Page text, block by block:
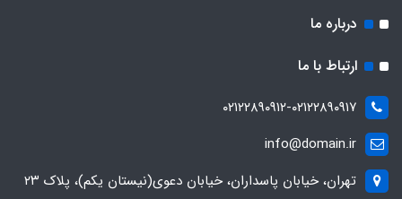
درباره ما
ارتباط با ما
۰۲۱۲۲۸۹۰۹۱۲-۰۲۱۲۲۸۹۰۹۱۷
info@domain.ir
تهران، خیابان پاسداران، خیابان دعوی(نیستان یکم)، پلاک ۲۳